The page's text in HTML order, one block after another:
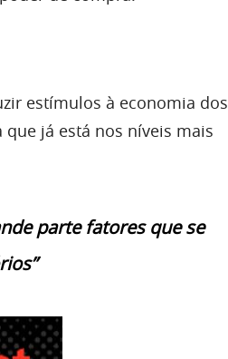
estímulos à economia dos
que já está nos níveis mais
parte fatores que se